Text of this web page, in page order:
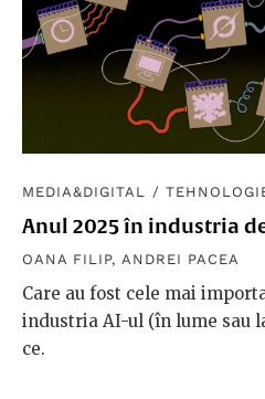
MEDIA&DIGITAL /
Anul 2025 în industria
OANA FILIP, ANDREI PACEA
Care au fost cele mai
industria AI-ul (în lume sau
ce.